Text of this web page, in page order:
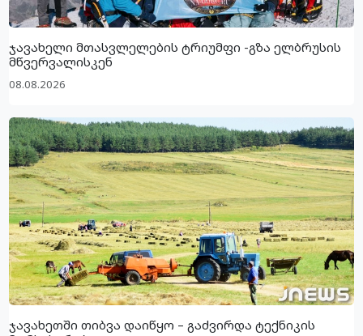
ჯავახელი მთასვლელების ტრიუმფი -გზა ელბრუსის
მწვერვალისკენ
08.08.2026
ჯავახეთში თიბვა დაიწყო – გაძვირდა ტექნიკის